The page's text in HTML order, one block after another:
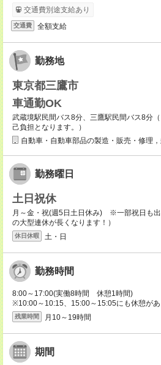
交通費別途支給あり
交通費 全額支給
勤務地
東京都三鷹市
車通勤OK
武蔵境駅民間バス8分、三鷹駅民間バス8分
己負担となります。）
自動車・自動車部品の製造・販売・修理
勤務曜日
土日祝休
月～金・祝(週5日土日休み) ※一部祝日も
の大型連休が長くなります！）
休日休暇 土・日
勤務時間
8:00～17:00(実働8時間 休憩1時間)
※10:00～10:15、15:00～15:05にも休憩があ
残業時間 月10～19時間
期間